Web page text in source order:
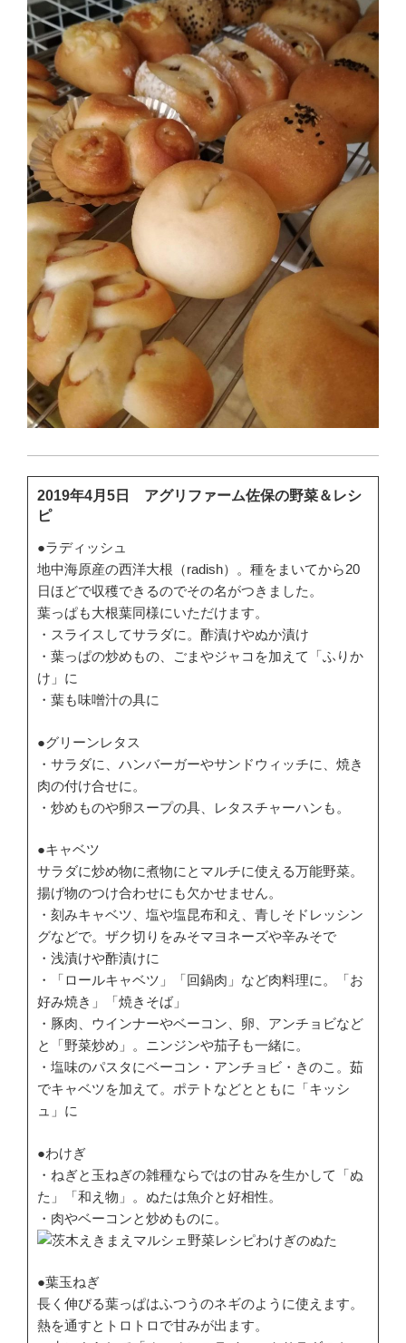
2019年4月5日 アグリファーム佐保の野菜＆レシ
ピ
●ラディッシュ
地中海原産の西洋大根（radish）。種をまいてから20
日ほどで収穫できるのでその名がつきました。
葉っぱも大根葉同様にいただけます。
・スライスしてサラダに。酢漬けやぬか漬け
・葉っぱの炒めもの、ごまやジャコを加えて「ふりか
け」に
・葉も味噌汁の具に
●グリーンレタス
・サラダに、ハンバーガーやサンドウィッチに、焼き
肉の付け合せに。
・炒めものや卵スープの具、レタスチャーハンも。
●キャベツ
サラダに炒め物に煮物にとマルチに使える万能野菜。
揚げ物のつけ合わせにも欠かせません。
・刻みキャベツ、塩や塩昆布和え、青しそドレッシン
グなどで。ザク切りをみそマヨネーズや辛みそで
・浅漬けや酢漬けに
・「ロールキャベツ」「回鍋肉」など肉料理に。「お
好み焼き」「焼きそば」
・豚肉、ウインナーやベーコン、卵、アンチョビなど
と「野菜炒め」。ニンジンや茄子も一緒に。
・塩味のパスタにベーコン・アンチョビ・きのこ。茹
でキャベツを加えて。ポテトなどとともに「キッシ
ュ」に
●わけぎ
・ねぎと玉ねぎの雑種ならではの甘みを生かして「ぬ
た」「和え物」。ぬたは魚介と好相性。
・肉やベーコンと炒めものに。
●葉玉ねぎ
長く伸びる葉っぱはふつうのネギのように使えます。
熱を通すとトロトロで甘みが出ます。